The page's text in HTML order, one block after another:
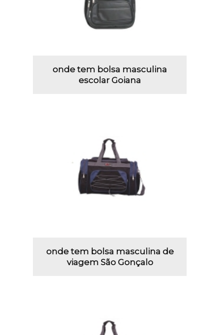
onde tem bolsa masculina
escolar Goiana
onde tem bolsa masculina de
viagem São Gonçalo